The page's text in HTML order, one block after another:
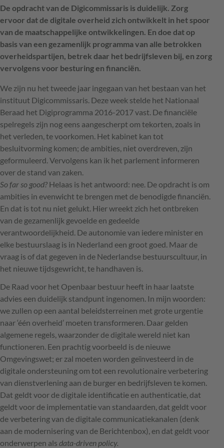
De opdracht van de Digicommissaris is duidelijk. Zorg
ervoor dat de digitale overheid zich ontwikkelt in het spoor
van de maatschappelijke ontwikkelingen. En doe dat op
basis van een gezamenlijk programma van alle betrokken
overheidspartijen, betrek daar het bedrijfsleven bij, en zorg
vervolgens voor besturing en financiën.
We zijn nu het tweede jaar ingegaan van het bestaan van het
instituut Digicommissaris. Deze week stelde het Nationaal
Beraad het Digiprogramma 2016-2017 vast. De financiële
spelregels zijn nog eens aangescherpt om tekorten, zoals in
het verleden, te voorkomen. Het kabinet kan tot
besluitvorming komen; de ambities, niet overdreven, zijn
geformuleerd. Vervolgens kan ik het parlement informeren
over de stand van zaken.
So far so good? Helaas is het antwoord: nee. De opdracht is om
ambities in evenwicht te brengen met de benodigde financiën.
En dat is tot nu niet gelukt. Hier wreekt zich het ontbreken
van de gezamenlijk gevoelde en gedeelde
verantwoordelijkheid. De autonomie van iedere minister en
elke bestuurslaag is in Nederland een groot goed. Maar de
vraag is of dat gegeven in de Nederlandse bestuurscultuur, in
het nieuwe tijdsgewricht, te handhaven is.
De Raad voor het Openbaar bestuur heeft in haar laatste
advies een duidelijk standpunt ingenomen. In mijn woorden:
we zullen op een aantal beleidsterreinen met grote urgentie
naar ‘één overheid’ moeten transformeren. Daar gelden
algemene regels, waarzonder de digitale wereld niet kan
functioneren. Een prachtig voorbeeld is de nieuwe
Omgevingswet; er zal moeten worden geïnvesteerd in de
digitale ondersteuning om tot een revolutionaire verbetering
van dienstverlening aan de burger en bedrijfsleven te komen.
Dat geldt voor de digitale identificatie en authenticatie, dat
geldt voor de implementatie van standaarden, dat geldt voor
de verbetering van de digitale communicatiekanalen (denk
aan de modernisering van de Berichtenbox), en dat geldt voor
onderwerpen als data-driven policy.